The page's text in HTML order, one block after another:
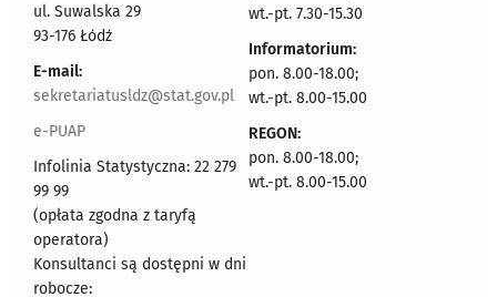
ul. Suwalska 29
93-176 Łódź
E-mail:
sekretariatusldz@stat.gov.pl
e-PUAP
Infolinia Statystyczna: 22 279
99 99
(opłata zgodna z taryfą
operatora)
Konsultanci są dostępni w dni
robocze:
wt.-pt. 7.30-15.30
Informatorium:
pon. 8.00-18.00;
wt.-pt. 8.00-15.00
REGON:
pon. 8.00-18.00;
wt.-pt. 8.00-15.00